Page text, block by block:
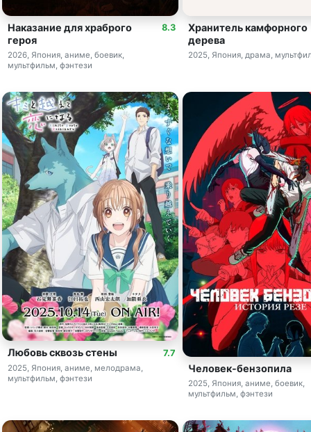
8.3
Наказание для храброго
героя
2026, Япония, аниме, боевик,
мультфильм, фэнтези
Хранитель камфорного
дерева
2025, Япония, драма,
7.7
Любовь сквозь стены
2025, Япония, аниме, мелодрама,
мультфильм, фэнтези
Человек-бензопила
2025, Япония, аниме, боевик,
мультфильм, фэнтези